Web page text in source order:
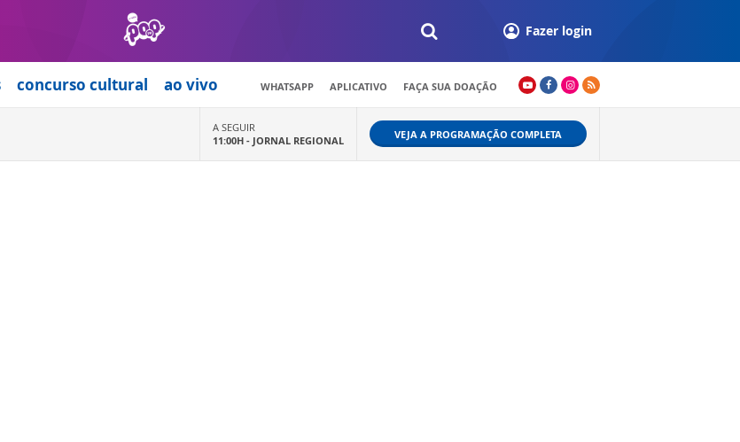
Fazer login
concurso cultural ao vivo WHATSAPP APLICATIVO FAÇA SUA DOAÇÃO
A SEGUIR
11:00H - JORNAL REGIONAL VEJA A PROGRAMAÇÃO COMPLETA